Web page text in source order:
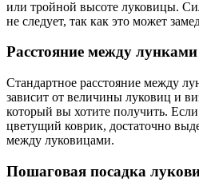
или тройной высоте луковицы.
не следует, так как это может
Расстояние между лунками
Стандартное расстояние между
зависит от величины луковиц и
который вы хотите получить. Если
цветущий коврик, достаточно
между луковицами.
Пошаговая посадка